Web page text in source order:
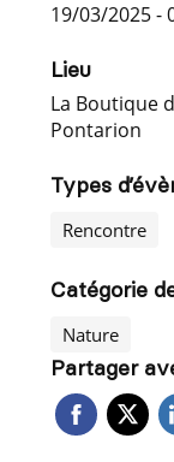
19/03/2025 -
Lieu
La Boutique
Pontarion
Types
Rencontre
Catégorie
Nature
Partager